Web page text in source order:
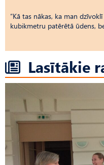
“Kā tas nākas, ka man
kubikmetru patērētā ūdens,
Lasītākie